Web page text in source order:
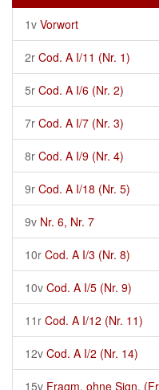
1v Vorwort
2r Cod. A I/11 (Nr. 1)
5r Cod. A I/6 (Nr. 2)
7r Cod. A I/7 (Nr. 3)
8r Cod. A I/9 (Nr. 4)
9r Cod. A I/18 (Nr. 5)
9v Nr. 6, Nr. 7
10r Cod. A I/3 (Nr. 8)
10v Cod. A I/5 (Nr. 9)
11r Cod. A I/12 (Nr. 11)
12v Cod. A I/2 (Nr. 14)
15v Fragm. ohne Sign.